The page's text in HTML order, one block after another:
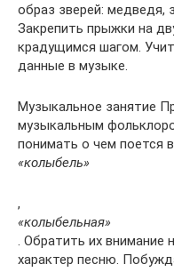
образ зверей: медведя,
Закрепить прыжки на
крадущимся шагом.
данные в музыке.
Музыкальное занятие
музыкальным
понимать о чем поется
«колыбель»
,
«колыбельная»
. Обратить их внимание
характер песню.